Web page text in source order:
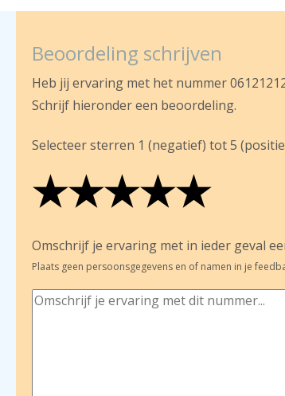
Beoordeling schrijven
Heb jij ervaring met het nummer
Schrijf hieronder een beoordeling.
Selecteer sterren 1 (negatief) tot 5
★
★★
★★★
★★★★
★★★★★
Omschrijf je ervaring met in ieder geval
Plaats geen persoonsgegevens en of namen in je